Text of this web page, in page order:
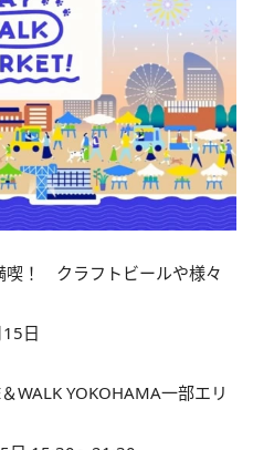
喫！ クラフトビールや様々
日
WALK YOKOHAMA一部エリ